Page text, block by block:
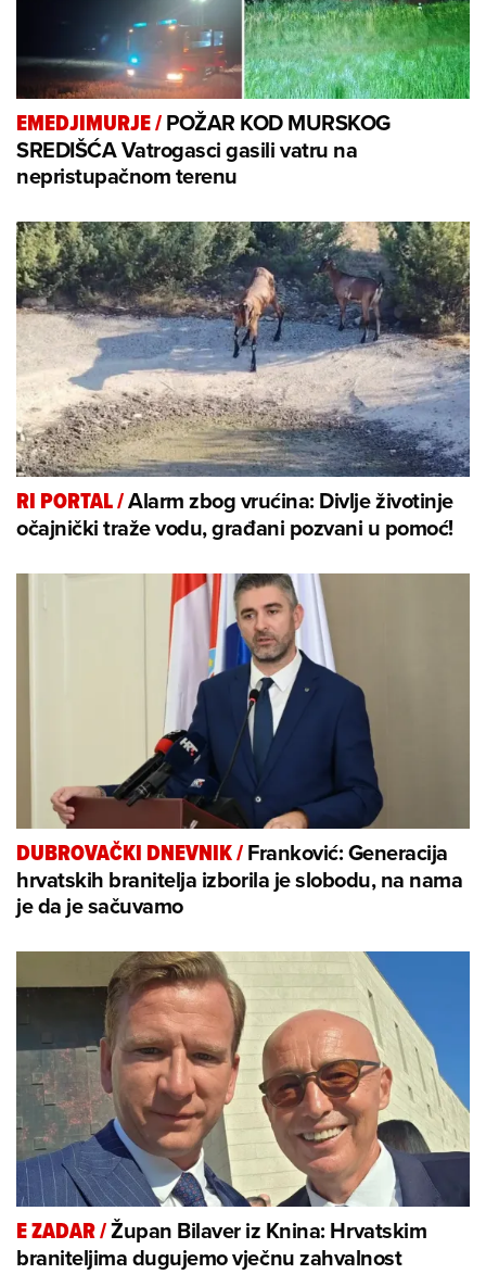
EMEDJIMURJE/POŽAR KOD MURSKOG
SREDIŠĆA Vatrogasci gasili vatru na
nepristupačnom terenu
RI PORTAL/Alarm zbog vrućina: Divlje životinje
očajnički traže vodu, građani pozvani u pomoć!
DUBROVAČKI DNEVNIK/Franković: Generacija
hrvatskih branitelja izborila je slobodu, na nama
je da je sačuvamo
E ZADAR/Župan Bilaver iz Knina: Hrvatskim
braniteljima dugujemo vječnu zahvalnost